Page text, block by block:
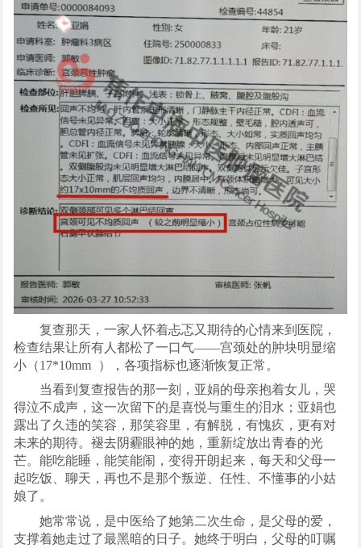
复查那天，一家人怀着忐忑又期待的心情来到医院，
检查结果让所有人都松了一口气——宫颈处的肿块明显缩
小（17*10mm
），各项指标也逐渐恢复正常。
当看到复查报告的那一刻，亚娟的母亲抱着女儿，哭
得泣不成声，这一次留下的是喜悦与重生的泪水；亚娟也
露出了久违的笑容，那笑容里，有解脱，有愧疚，更有对
未来的期待。褪去阴霾眼神的她，重新绽放出青春的光
芒。能吃能睡，能笑能闹，变得开朗起来，每天和父母一
起吃饭、聊天，再也不是那个叛逆、任性、不懂事的小姑
娘了。
她常常说，是中医给了她第二次生命，是父母的爱，
支撑着她走过了最黑暗的日子。她终于明白，父母的叮嘱